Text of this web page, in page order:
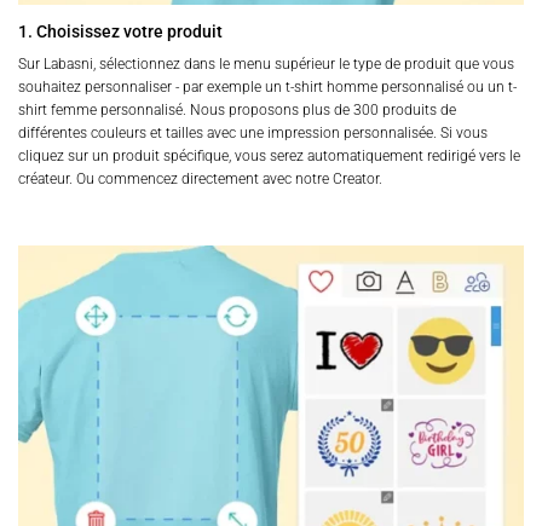
1. Choisissez votre produit
Sur Labasni, sélectionnez dans le menu supérieur le type de produit que vous
souhaitez personnaliser - par exemple un t-shirt homme personnalisé ou un t-
shirt femme personnalisé. Nous proposons plus de 300 produits de
différentes couleurs et tailles avec une impression personnalisée. Si vous
cliquez sur un produit spécifique, vous serez automatiquement redirigé vers le
créateur. Ou commencez directement avec notre Creator.